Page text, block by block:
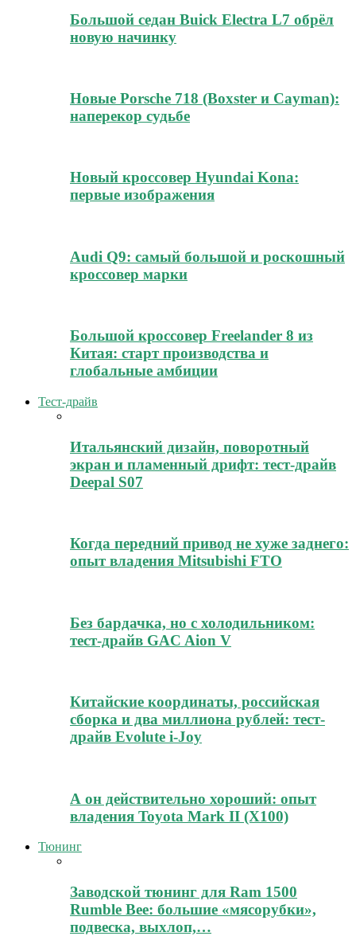
Большой седан Buick Electra L7 обрёл
новую начинку
Новые Porsche 718 (Boxster и Cayman):
наперекор судьбе
Новый кроссовер Hyundai Kona:
первые изображения
Audi Q9: самый большой и роскошный
кроссовер марки
Большой кроссовер Freelander 8 из
Китая: старт производства и
глобальные амбиции
Тест-драйв
Итальянский дизайн, поворотный
экран и пламенный дрифт: тест-драйв
Deepal S07
Когда передний привод не хуже заднего:
опыт владения Mitsubishi FTO
Без бардачка, но с холодильником:
тест-драйв GAC Aion V
Китайские координаты, российская
сборка и два миллиона рублей: тест-
драйв Evolute i-Joy
А он действительно хороший: опыт
владения Toyota Mark II (Х100)
Тюнинг
Заводской тюнинг для Ram 1500
Rumble Bee: большие «мясорубки»,
подвеска, выхлоп,…